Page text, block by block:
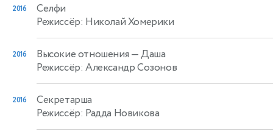
2016
Селфи
Режиссёр: Николай Хомерики
2016 Высокие отношения — Даша
Режиссёр: Александр Созонов
2016
Секретарша
Режиссёр: Радда Новикова